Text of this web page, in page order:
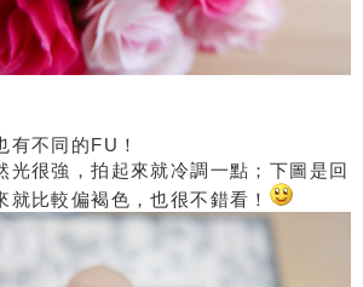
有不同的FU！
光很強，拍起來就冷調一點；下圖是回
就比較偏褐色，也很不錯看！